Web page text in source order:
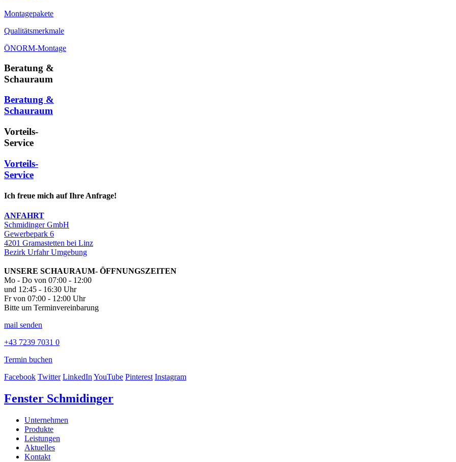
Montagepakete
Qualitätsmerkmale
ÖNORM-Montage
Beratung &
Schauraum
Beratung &
Schauraum
Vorteils-
Service
Vorteils-
Service
Ich freue mich auf Ihre Anfrage!
ANFAHRT
Schmidinger GmbH
Gewerbepark 6
4201 Gramastetten bei Linz
Bezirk Urfahr Umgebung
UNSERE SCHAURAUM- ÖFFNUNGSZEITEN
Mo - Do von 07:00 - 12:00
und 12:45 - 16:30 Uhr
Fr von 07:00 - 12:00 Uhr
Bitte um Terminvereinbarung
mail senden
+43 7239 7031 0
Termin buchen
Facebook Twitter LinkedInYouTube Pinterest Instagram
Fenster Schmidinger
Unternehmen
Produkte
Leistungen
Aktuelles
Kontakt